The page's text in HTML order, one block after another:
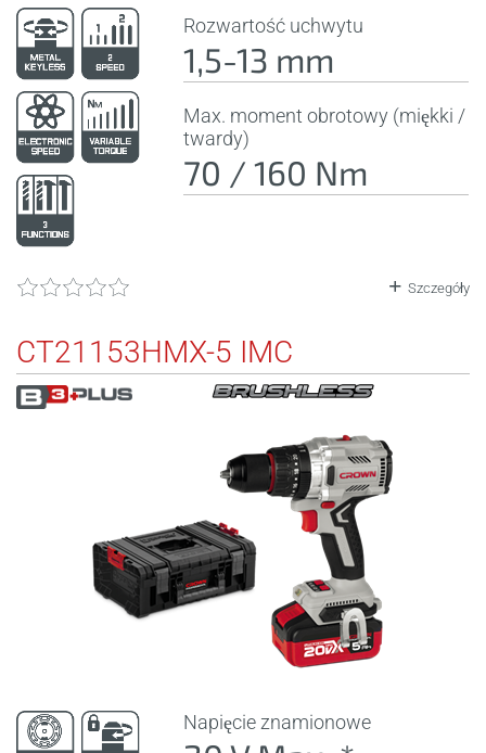
Rozwartość uchwytu
1,5-13 mm
Max. moment obrotowy (miękki /
twardy)
70 / 160 Nm
Szczegóły
CT21153HMX-5 IMC
Napięcie znamionowe